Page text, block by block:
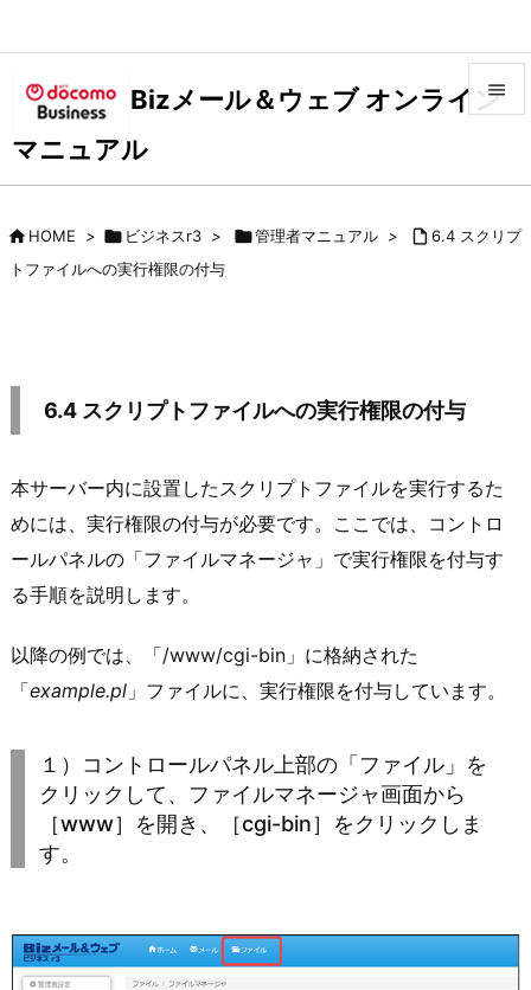
Bizメール＆ウェブ オンライン
マニュアル

HOME >  ビジネスr3 > 管理者マニュアル >  6.4 スクリプ
トファイルへの実行権限の付与
6.4 スクリプトファイルへの実行権限の付与
本サーバー内に設置したスクリプトファイルを実行するた
めには、実行権限の付与が必要です。ここでは、コントロ
ールパネルの「ファイルマネージャ」で実行権限を付与す
る手順を説明します。
以降の例では、「/www/cgi-bin」に格納された
「example.pl 」ファイルに、実行権限を付与しています。
１）コントロールパネル上部の「ファイル」を
クリックして、ファイルマネージャ画面から
［www］を開き、［cgi-bin］をクリックしま
す。